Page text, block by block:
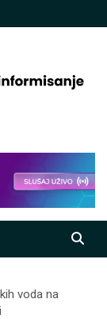
voda na